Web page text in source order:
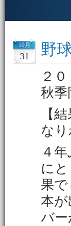
10月
31 野
２
秋季
【
な
４
に
果で
本
バ